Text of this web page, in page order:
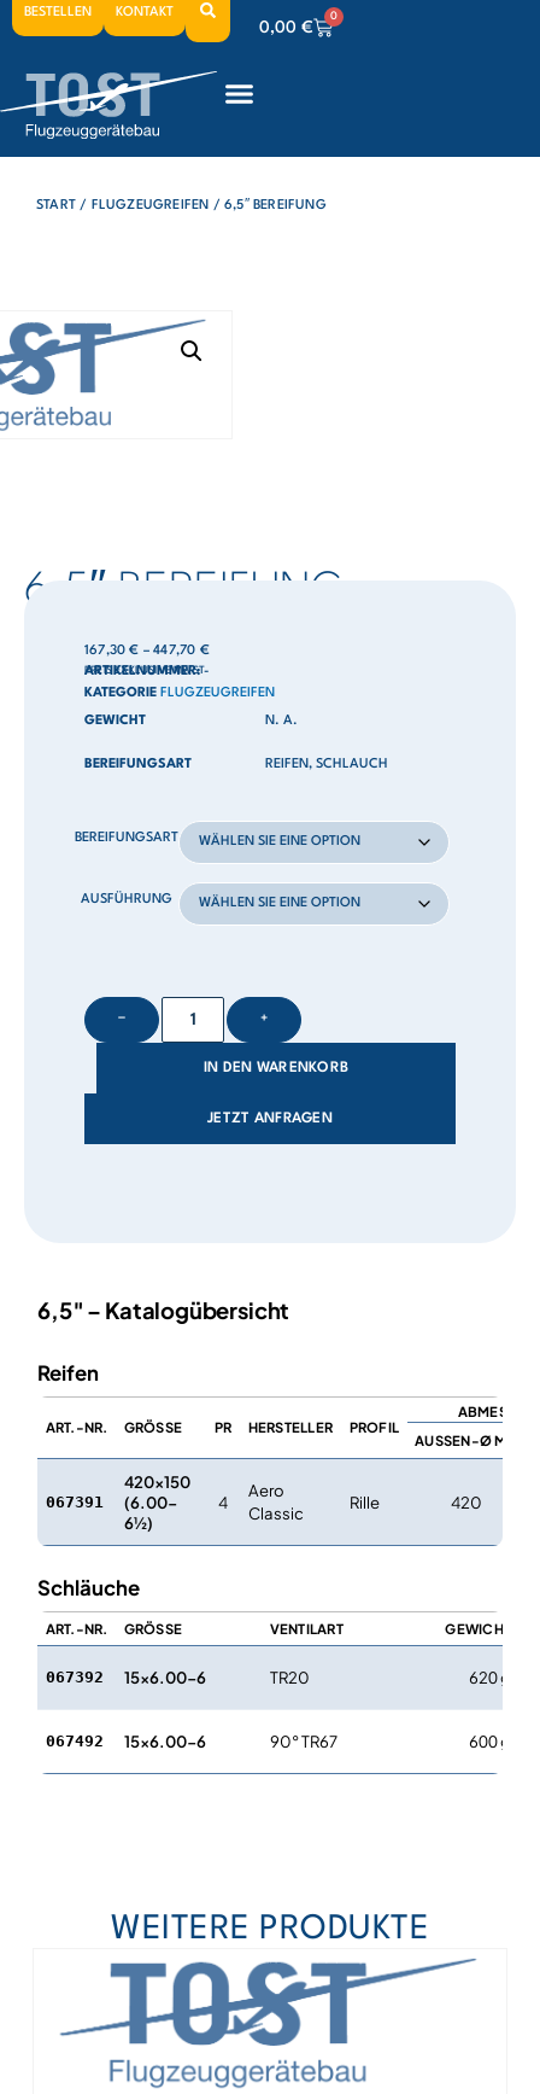
BESTELLEN KONTAKT
0,00 €
0
0,00€ 0
0,00€ 0
START / FLUGZEUGREIFEN / 6,5″ BEREIFUNG
6,5″ BEREIFUNG
167,30€ –447,70 €
PREIS EXKLUSIVE MWST
ARTIKELNUMMER:-
KATEGORIE FLUGZEUGREIFEN
GEWICHT N. A.
BEREIFUNGSART REIFEN, SCHLAUCH
BEREIFUNGSART
AUSFÜHRUNG
− +
IN DEN WARENKORB
JETZT ANFRAGEN
6,5″ – Katalogübersicht
Reifen
ART.-NR. GRÖSSE PR HERSTELLER PROFIL
AUSSEN-Ø MM
067391
420×150
(6.00-
6½)
4
Aero
Classic
Rille 420
Schläuche
ART.-NR. GRÖSSE VENTILART GEWICHT
067392 15×6.00-6 TR20 620 g
067492 15×6.00-6 90° TR67 600 g
WEITERE PRODUKTE